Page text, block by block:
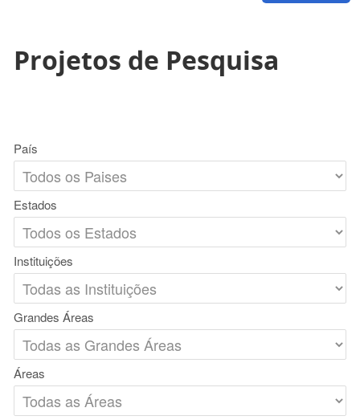
Projetos de Pesquisa
País
Estados
Instituições
Grandes Áreas
Áreas